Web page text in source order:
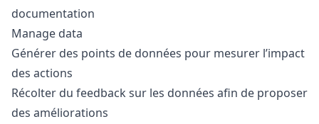
documentation
Manage data
Générer des points de données pour mesurer l’impact
des actions
Récolter du feedback sur les données afin de proposer
des améliorations